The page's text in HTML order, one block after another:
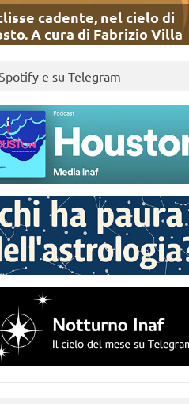
cadente, nel cielo di
A cura di Fabrizio Villa
e su Telegram